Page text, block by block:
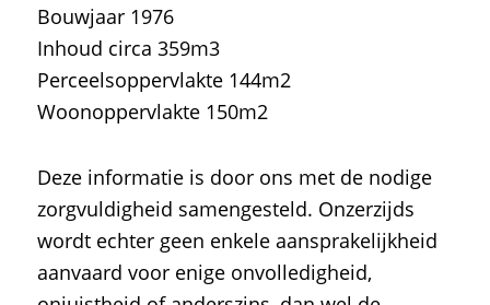
Bouwjaar 1976
Inhoud circa 359m3
Perceelsoppervlakte 144m2
Woonoppervlakte 150m2
Deze informatie is door ons met de nodige
zorgvuldigheid samengesteld. Onzerzijds
wordt echter geen enkele aansprakelijkheid
aanvaard voor enige onvolledigheid,